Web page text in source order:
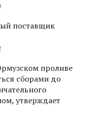
поставщик
проливе
сборами до
утверждает